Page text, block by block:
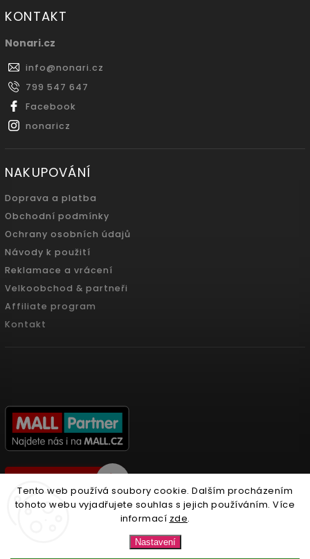
Tento web používá soubory cookie. Dalším procházením
tohoto webu vyjadřujete souhlas s jejich používáním. Více
informací zde.
Nastavení
KONTAKT
Nonari.cz
info@nonari.cz
799 547 647
Facebook
nonaricz
NAKUPOVÁNÍ
Doprava a platba
Obchodní podmínky
Ochrany osobních údajů
Návody k použití
Reklamace a vrácení
Velkoobchod & partneři
Affiliate program
Kontakt
Nonari.cz. Všechna práva vyhrazena.